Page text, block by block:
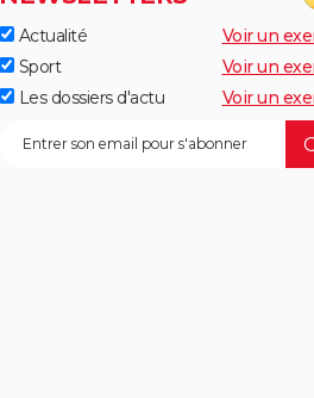
Actualité
Voir un
Sport
Voir un
Les dossiers d'actu
Voir un